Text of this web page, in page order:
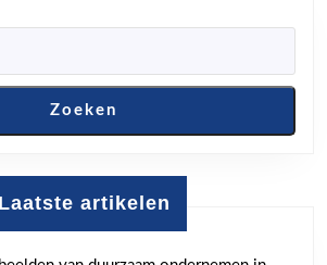
Zoeken
Laatste artikelen